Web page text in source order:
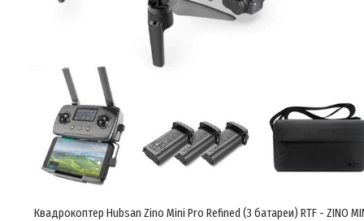
Квадрокоптер Hubsan Zino Mini Pro Refined (3 батареи) RTF - ZINO